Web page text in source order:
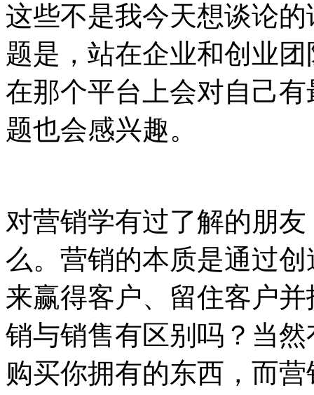
这些不是我今天想谈论
题是，站在企业和创业
在那个平台上会对自己
题也会感兴趣。
对营销学有过了解的朋
么。营销的本质是通过
来赢得客户、留住客户
销与销售有区别吗？当
购买你拥有的东西，而